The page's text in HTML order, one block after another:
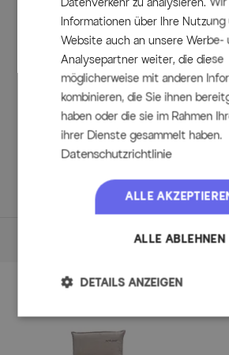
Bodenschoner
Die Esstischgarnitur verfügt über
den Füßen und schützt so Ihren
Kratzern.
Lieferumfang
1x OUTFLEXX® Ausziehtisch in
matt, ca. 180/280 x 100 x 78 cm
8x OUTFLEXX® Stapelsessel in
matt/schwarz, ca. 60 x 69 x 93,5 cm
ca. 180/280 x 100 x 78 cm
Informationen über Ihre Nutzung
Website auch an unsere Werbe-
Analysepartner weiter, die diese
möglicherweise mit anderen
kombinieren, die Sie ihnen
haben oder die sie im Rahmen
ihrer Dienste gesammelt haben.
Datenschutzrichtlinie
ALLE
ALLE ABLEHNEN
DETAILS ANZEIGEN